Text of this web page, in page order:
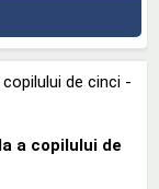
a copilului de